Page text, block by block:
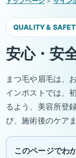
QUALITY &
安心・安
まつ毛や眉毛は、
インポストでは、
るよう、美容所登
び、施術後のケア
このページでわ